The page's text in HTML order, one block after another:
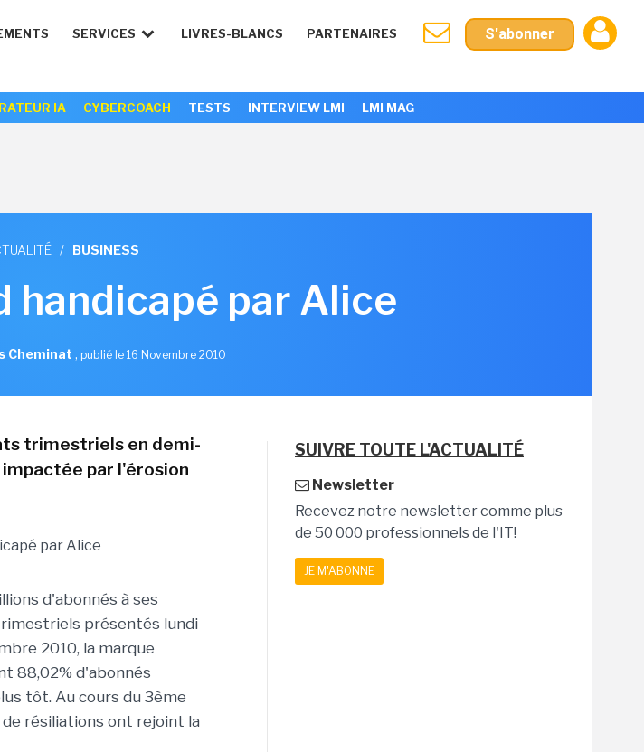
SERVICES LIVRES-BLANCS PARTENAIRES S'abonner
IA CYBERCOACH TESTS INTERVIEW LMI LMI MAG
/ BUSINESS
handicapé par Alice
Cheminat , publié le 16 Novembre 2010
trimestriels en demi-
par l'érosion
d'abonnés à ses
présentés lundi
2010, la marque
88,02% d'abonnés
tôt. Au cours du 3ème
résiliations ont rejoint la
SUIVRE TOUTE L'ACTUALITÉ
Newsletter
Recevez notre newsletter comme plus
de 50 000 professionnels de l'IT!
JE M'ABONNE